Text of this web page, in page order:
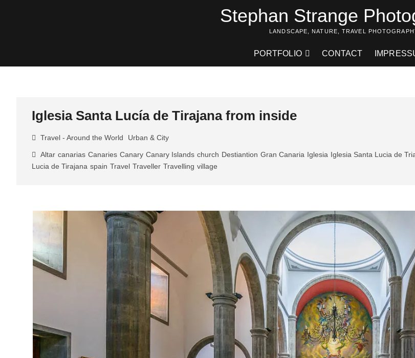
Stephan Strange
LANDSCAPE, NATURE, TRAVEL
PORTFOLIO CONTACT
Iglesia Santa Lucía de Tirajana from inside
Travel - Around the World Urban & City
Altar canarias Canaries Canary Canary Islands church Destiantion Gran Canaria Iglesia Iglesia Santa Lucia de
Lucia de Tirajana spain Travel Traveller Travelling village